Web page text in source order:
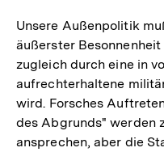
Unsere Außenpolitik
äußerster
zugleich durch eine in
aufrechterhaltene
wird. Forsches
des Abgrunds" werden
ansprechen, aber die